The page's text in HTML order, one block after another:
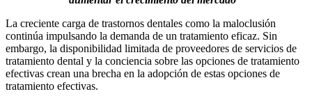
La creciente carga de trastornos dentales como la maloclusión
continúa impulsando la demanda de un tratamiento eficaz. Sin
embargo, la disponibilidad limitada de proveedores de servicios de
tratamiento dental y la conciencia sobre las opciones de tratamiento
efectivas crean una brecha en la adopción de estas opciones de
tratamiento efectivas.